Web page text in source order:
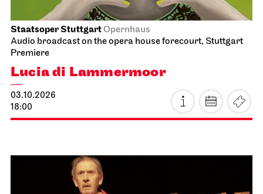
Staatsoper StuttgartOpernhaus
Audio broadcast on the opera house forecourt, Stuttgart
Premiere
Lucia di Lammermoor
03.10.2026
18:00